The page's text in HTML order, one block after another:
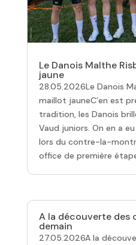
Le Danois Malthe
jaune
28.05.2026Le Danois
maillot jauneC’en est
tradition, les Danois
Vaud juniors. On en a
lors du contre-la-
office de première
A la découverte des
demain
27.05.2026A la